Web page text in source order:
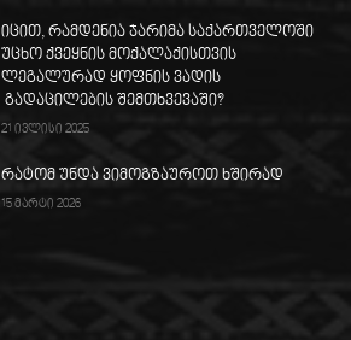
იცით, რამდენია ჯარიმა საქართველოში
უცხო ქვეყნის მოქალაქისთვის
ლეგალურად ყოფნის ვადის
გადაცილების შემთხვევაში?
21 ივლისი 2025
რატომ უნდა ვიმოგზაუროთ ხშირად
15 მარტი 2026